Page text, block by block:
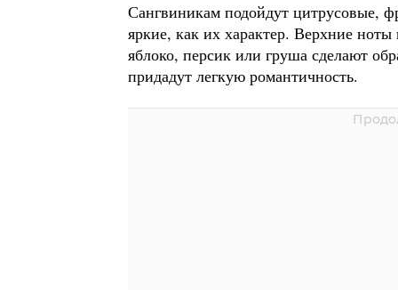
Сангвиникам подойдут цитрусовые,
яркие, как их характер. Верхние ноты
яблоко, персик или груша сделают
придадут легкую романтичность.